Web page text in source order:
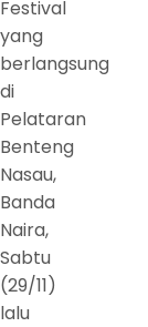
Festival
yang
berlangsung
di
Pelataran
Benteng
Nasau,
Banda
Naira,
Sabtu
(29/11)
lalu